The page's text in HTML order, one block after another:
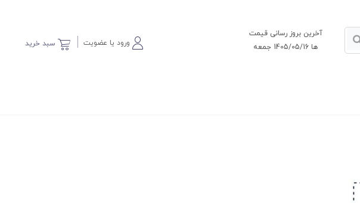
آخرین بروز رسانی قیمت
ها 1405/05/16 جمعه
سبد خرید ورود یا عضویت